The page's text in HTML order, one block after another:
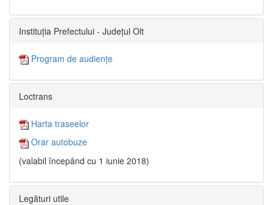
Instituția Prefectului - Județul Olt
Program de audiențe
Loctrans
Harta traseelor
Orar autobuze
(valabil începând cu 1 iunie 2018)
Legături utile